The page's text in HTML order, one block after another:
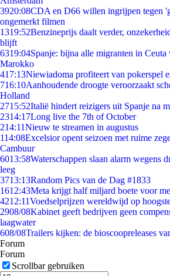
3920:08CDA en D66 willen ingrijpen tegen
ongemerkt filmen
1319:52Benzineprijs daalt verder,
blijft
6319:04Spanje: bijna alle migranten in Ceuta
Marokko
417:13Niewiadoma profiteert van pokerspel
716:10Aanhoudende droogte veroorzaakt
Holland
2715:52Italië hindert reizigers uit Spanje na
2314:17Long live the 7th of October
214:11Nieuw te streamen in augustus
114:08Excelsior opent seizoen met ruime
Cambuur
6013:58Waterschappen slaan alarm wegens
leeg
3713:13Random Pics van de Dag #1833
1612:43Meta krijgt half miljard boete voor
4212:11Voedselprijzen wereldwijd op
2908/08Kabinet geeft bedrijven geen
laagwater
608/08Trailers kijken: de bioscoopreleases
Forum
Forum
Scrollbar gebruiken